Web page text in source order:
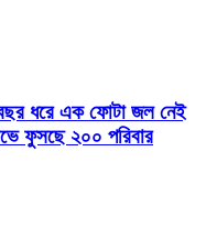
ধরে এক ফোটা জল নেই
ফুসছে ২০০ পরিবার